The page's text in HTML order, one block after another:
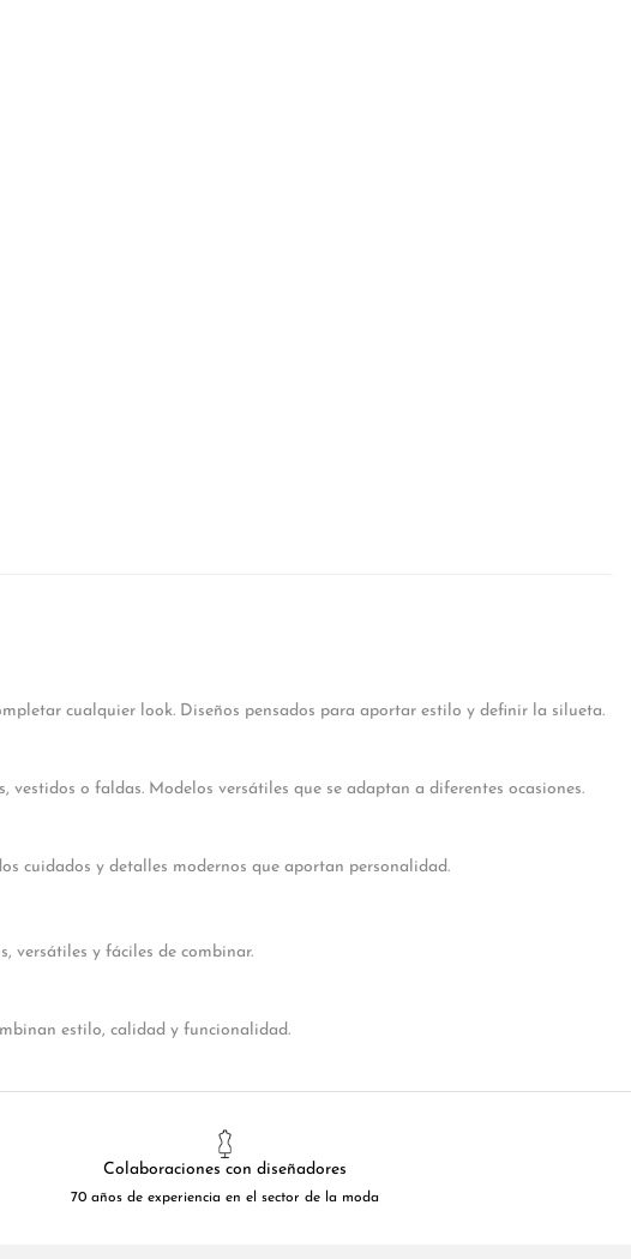
cualquier look. Diseños pensados para aportar estilo y definir la silueta.
o faldas. Modelos versátiles que se adaptan a diferentes ocasiones.
cuidados y detalles modernos que aportan personalidad.
versátiles y fáciles de combinar.
estilo, calidad y funcionalidad.
Colaboraciones con diseñadores
70 años de experiencia en el sector de la moda